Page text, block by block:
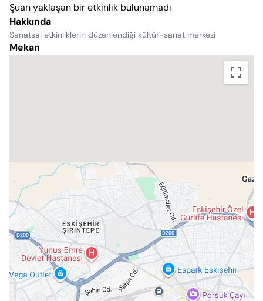
Şuan yaklaşan bir etkinlik bulunamadı
Hakkında
Sanatsal etkinliklerin düzenlendiği kültür-sanat merkezi
Mekan